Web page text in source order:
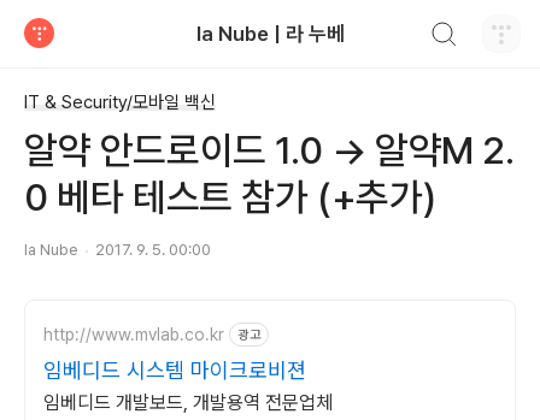
la Nube | 라 누베
IT & Security/모바일 백신
알약 안드로이드 1.0 → 알약M 2.
0 베타 테스트 참가 (+추가)
la Nube 2017. 9. 5. 00:00
http://www.mvlab.co.kr 광고
임베디드 시스템 마이크로비젼
임베디드 개발보드, 개발용역 전문업체